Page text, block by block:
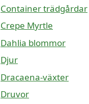
Container trädgårdar
Crepe Myrtle
Dahlia blommor
Djur
Dracaena-växter
Druvor